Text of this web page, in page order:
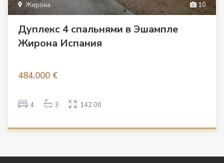
10
Жирона
Дуплекс 4 спальнями в Эшампле
Жирона Испания
484.000 €
4 3 142.00